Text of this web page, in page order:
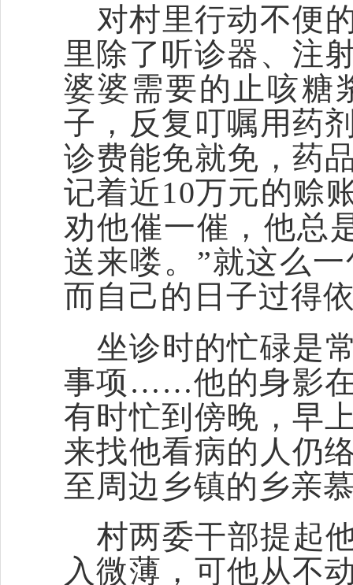
对村里行动不便
里除了听诊器、注
婆婆需要的止咳糖
子，反复叮嘱用药
诊费能免就免，药
记着近10万元的赊
劝他催一催，他总
送来喽。”就这么
而自己的日子过得
坐诊时的忙碌是
事项……他的身影在
有时忙到傍晚，早
来找他看病的人仍
至周边乡镇的乡亲
村两委干部提起
入微薄，可他从不